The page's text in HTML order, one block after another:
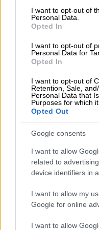
consent section.
I want to opt-out of
Personal Data.
Opted In
I want to opt-out of
Personal Data for
Opted In
I want to opt-out of
Retention, Sale,
Personal Data that
Purposes for which
Opted Out
Google consents
I want to allow
related to
device identifiers in
I want to allow my
Google for online
I want to allow
Οικονομία|30.05.2025
Τουρισμός:
σκιώδη δίκτυα
Καταγγελία από
Διαστάσεις
τουριστικών
στην ελληνική